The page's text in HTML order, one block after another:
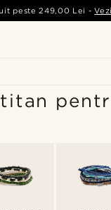
peste249,00 Lei -